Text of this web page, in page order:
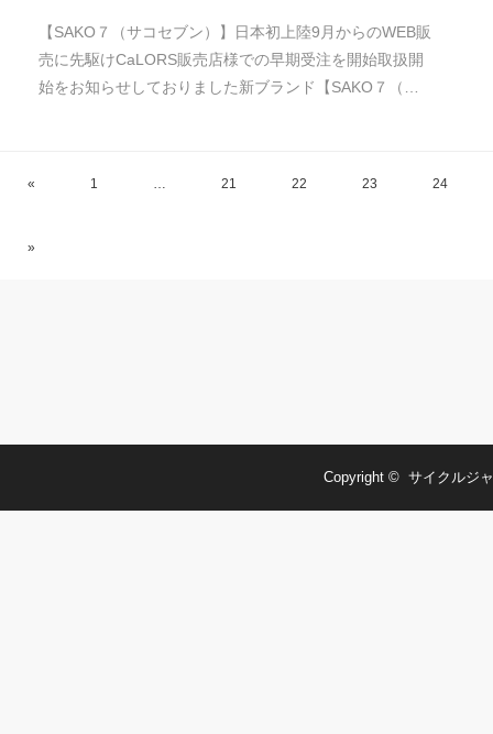
【SAKO７（サコセブン）】日本初上陸9月からのWEB販
売に先駆けCaLORS販売店様での早期受注を開始取扱開
始をお知らせしておりました新ブランド【SAKO７（…
« 1 … 21 22 23 24
»
Copyright © サイクルジ